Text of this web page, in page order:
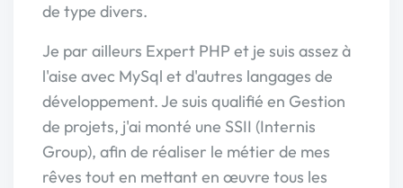
de type divers.
Je par ailleurs Expert PHP et je suis assez à
l'aise avec MySql et d'autres langages de
développement. Je suis qualifié en Gestion
de projets, j'ai monté une SSII (Internis
Group), afin de réaliser le métier de mes
rêves tout en mettant en œuvre tous les